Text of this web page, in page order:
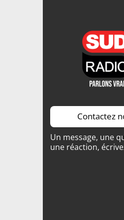
Contactez
Un message, une
une réaction,